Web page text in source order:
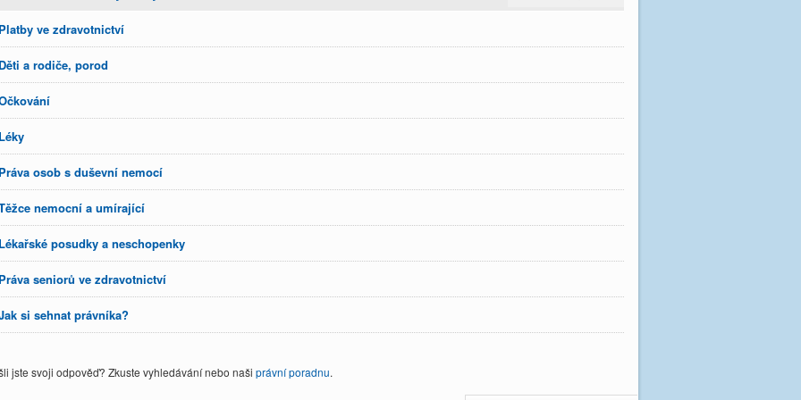
Platby ve zdravotnictví
Děti a rodiče, porod
Léky
Práva osob s duševní nemocí
nemocní a umírající
Lékařské posudky a neschopenky
Práva seniorů ve zdravotnictví
si sehnat právníka?
jste svoji odpověď? Zkuste vyhledávání nebo naši právní poradnu.